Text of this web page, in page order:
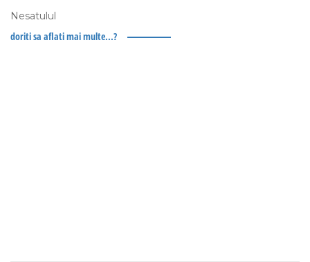
Nesatulul
doriti sa aflati mai multe...?